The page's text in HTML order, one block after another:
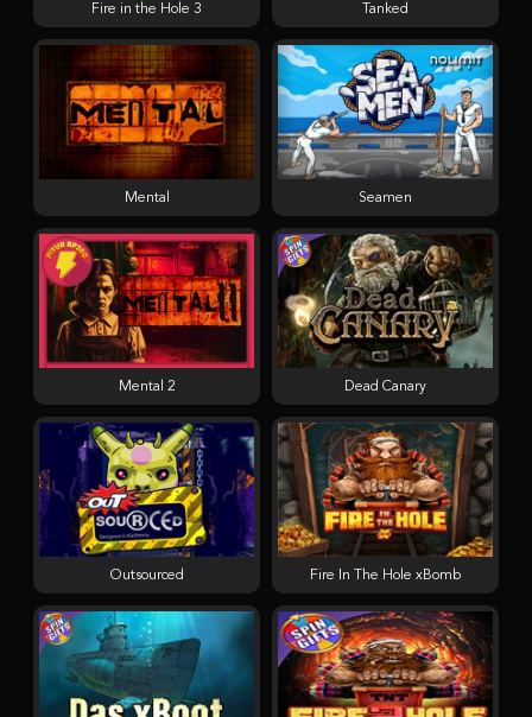
Seamen
Fire in the Hole 3
Mental 2
Mental
Outsourced
Tanked
Fire In The Hole xBomb
Dead Canary